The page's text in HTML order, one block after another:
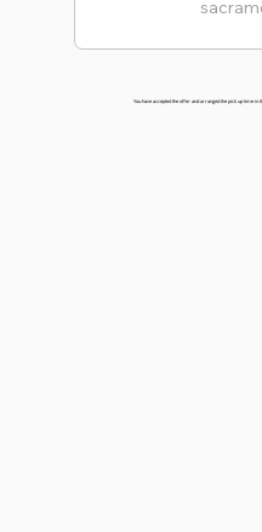
You have accepted the offer and arranged the pick up time in